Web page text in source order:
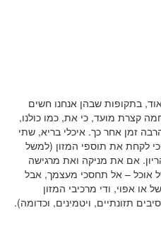
בתקופות שבהן אנחנו חשים
קצרת מועד, כי את, כמו כולנו,
זמן אחר כך. איכלי בריא, שתי
לקחת את תוספי המזון (למשל
בזמן ההריון. אם את מניקה ואת מרגישה
של אוכל – אל תחסכי מעצמך, אבל
או אפוי, ודי מרכיבי המזון
תזונתיים, ויטמינים, וכדומה).